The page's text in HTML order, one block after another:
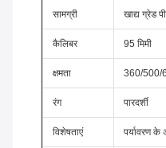
सामग्री खाद्य ग्रेड
कैलिबर 95 मिमी
क्षमता 360/500/
रंग पारदर्शी
विशेषताएं पर्यावरण